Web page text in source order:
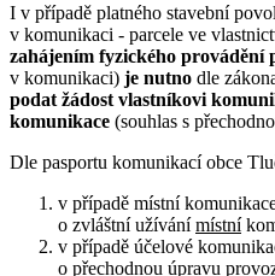
I v případě platného stavební
v komunikaci - parcele ve
zahájením fyzického provádění
v komunikaci) je nutno dle
podat žádost vlastníkovi
komunikace (souhlas s
Dle pasportu komunikací obce
v případě místní
o zvláštní užívánímístní
v případě účelové
o přechodnou úpravu